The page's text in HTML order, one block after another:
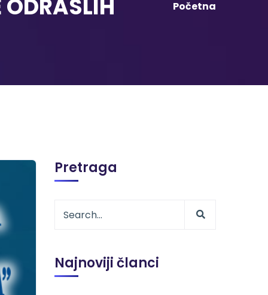
Početna
Pretraga
Najnoviji članci